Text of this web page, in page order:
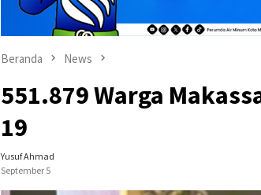
Beranda News
551.879 Warga
19
Yusuf Ahmad
September 5